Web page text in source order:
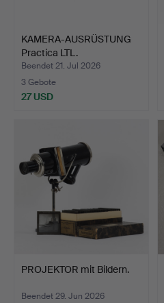
KAMERA-AUSRÜSTUNG
Practica LTL.
Beendet 21. Jul 2026
3 Gebote
27 USD
PROJEKTOR mit Bildern.
Beendet 29. Jun 2026